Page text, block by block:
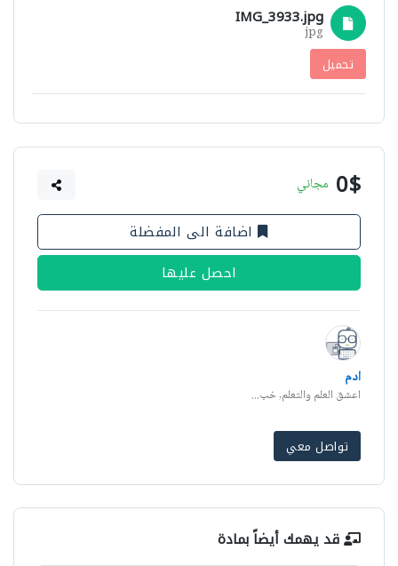
IMG_3933.jpg
jpg
تحميل
0$ مجاني
اضافة الى المفضلة
احصل عليها
ادم
اعشق العلم والتعلم, خب...
تواصل معي
قد يهمك أيضاً بمادة